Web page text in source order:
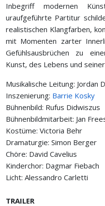
Inbegriff modernen
uraufgeführte Partitur
realistischen Klangfarben,
mit Momenten zarter
Gefühlsausbrüchen zu
Kunst, des Lebens und
Musikalische Leitung: Jordan
Inszenierung: Barrie Kosky
Bühnenbild: Rufus Didwiszus
Bühnenbildmitarbeit: Jan
Kostüme: Victoria Behr
Dramaturgie: Simon Berger
Chöre: David Cavelius
Kinderchor: Dagmar Fiebach
Licht: Alessandro Carletti
TRAILER